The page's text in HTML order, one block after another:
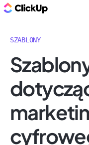
SZABLONY